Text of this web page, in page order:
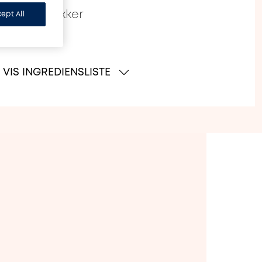
knækker
VIS INGREDIENSLISTE
All